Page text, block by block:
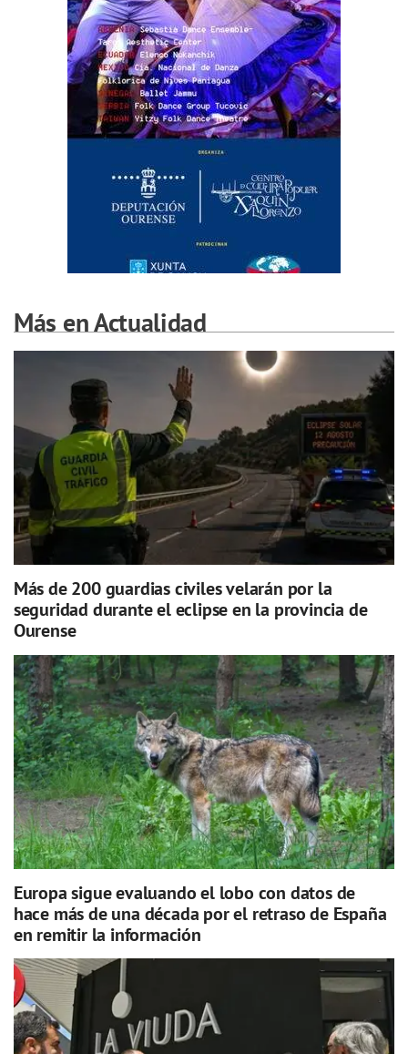
Más en Actualidad
Más de 200 guardias civiles velarán por la
seguridad durante el eclipse en la provincia de
Ourense
Europa sigue evaluando el lobo con datos de
hace más de una década por el retraso de España
en remitir la información